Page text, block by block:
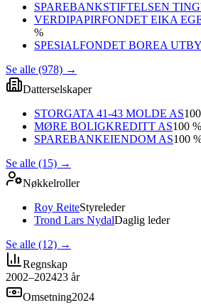
SPAREBANKSTIFTELSEN
VERDIPAPIRFONDET EIKA
%
SPESIALFONDET BOREA
Se alle (978) →
Datterselskaper
STORGATA 41-43 MOLDE AS
MØRE BOLIGKREDITT AS100 %
SPAREBANKEIENDOM AS100
Se alle (15) →
Nøkkelroller
Roy ReiteStyreleder
Trond Lars NydalDaglig leder
Se alle (12) →
Regnskap
2002–202423 år
Omsetning2024